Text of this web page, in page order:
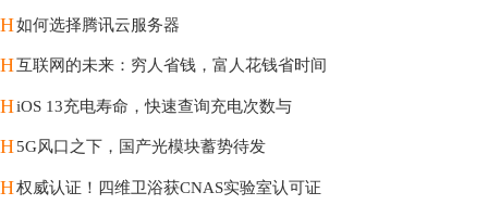
H如何选择腾讯云服务器
H互联网的未来：穷人省钱，富人花钱省时间
HiOS 13充电寿命，快速查询充电次数与
H5G风口之下，国产光模块蓄势待发
H权威认证！四维卫浴获CNAS实验室认可证